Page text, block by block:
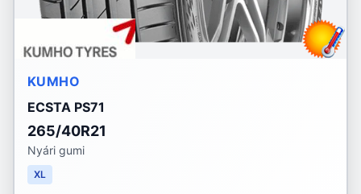
KUMHO
ECSTA PS71
265/40R21
Nyári gumi
XL